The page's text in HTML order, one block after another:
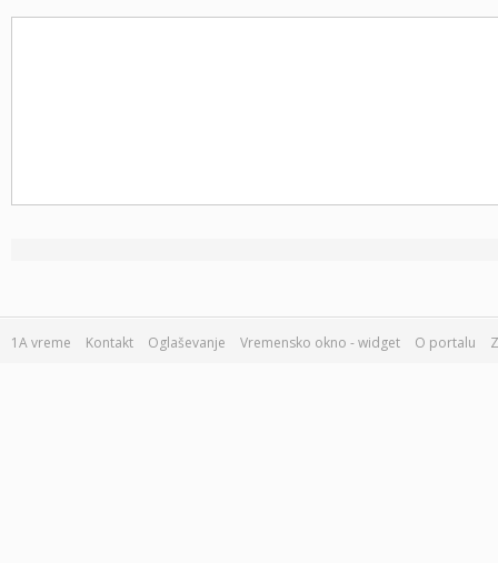
1A vreme Kontakt Oglaševanje Vremensko okno - widget O portalu